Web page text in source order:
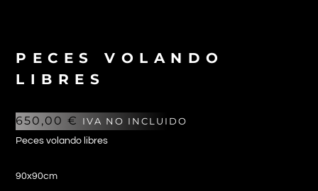
PECES VOLANDO
LIBRES
650,00€ IVA NO INCLUIDO
Peces volando libres
90x90cm